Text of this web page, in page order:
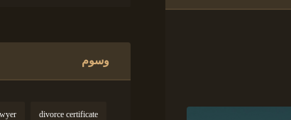
وسوم
divorce certificate